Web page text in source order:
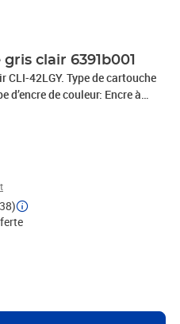
clair 6391b001
CLI-42LGY. Type de cartouche
d’encre de couleur: Encre à